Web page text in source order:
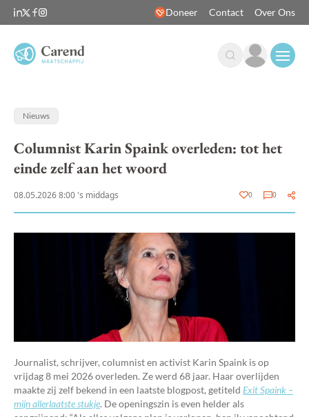
Doneer Contact Over Ons
Nieuws
Columnist Karin Spaink overleden: tot het
einde zelf aan het woord
08.05.2026 8:00 's middags 0 0
Journalist, schrijver, columnist en activist Karin Spaink is op
vrijdag 8 mei 2026 overleden. Ze werd 68 jaar. Haar overlijden
maakte zij zelf bekend in een laatste blogpost, getiteld Exit Spaink –
mijn allerlaatste stukje. De openingszin is even helder als